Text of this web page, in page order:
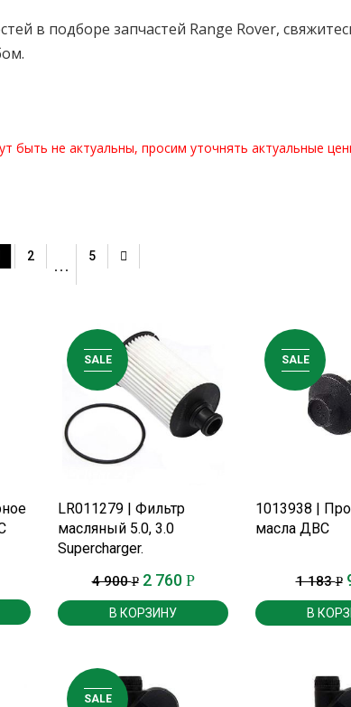
в подборе запчастей Range Rover,
быть не актуальны, просим уточнять актуальные
2 … 5
SALE
ПОДРОБНЕЕ
LR011279 | Фильтр
масляный 5.0, 3.0
Supercharger.
4 900Р 2 760 Р
В КОРЗИНУ
SALE
1013938 |
масла ДВС
1 183Р
В
SALE